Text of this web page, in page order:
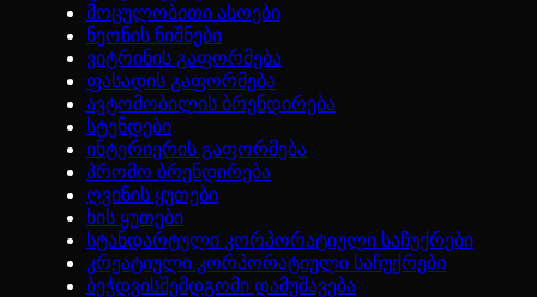
მოცულობითი ასოები
ნეონის ნიშნები
ვიტრინის გაფორმება
ფასადის გაფორმება
ავტომობილის ბრენდირება
სტენდები
ინტერიერის გაფორმება
პრომო ბრენდირება
ღვინის ყუთები
ხის ყუთები
სტანდარტული კორპორატიული საჩუქრები
კრეატიული კორპორატიული საჩუქრები
ბეჭდვისშემდგომი დამუშავება